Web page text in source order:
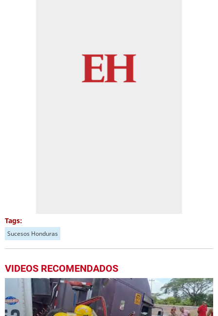
Tags:
Sucesos Honduras
VIDEOS RECOMENDADOS